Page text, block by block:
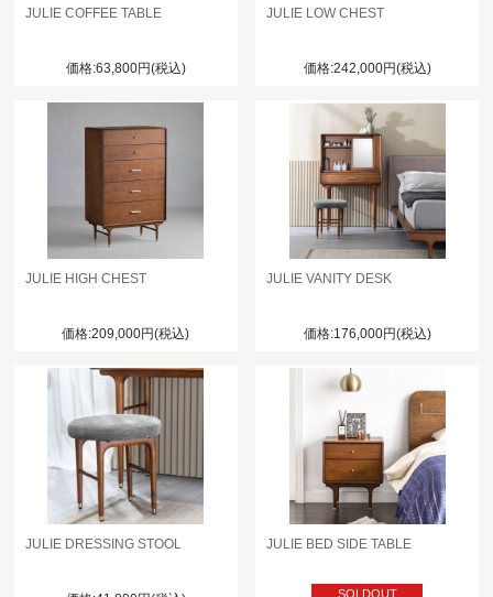
JULIE COFFEE TABLE
価格:63,800円(税込)
JULIE LOW CHEST
価格:242,000円(税込)
JULIE HIGH CHEST
価格:209,000円(税込)
JULIE VANITY DESK
価格:176,000円(税込)
JULIE DRESSING STOOL JULIE BED SIDE TABLE
SOLDOUT